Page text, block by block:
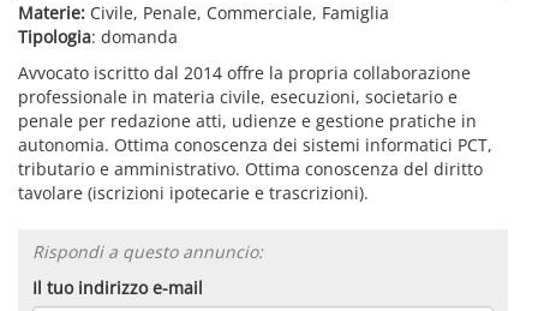
Materie: Civile, Penale, Commerciale, Famiglia
Tipologia: domanda
Avvocato iscritto dal 2014 offre la propria collaborazione
professionale in materia civile, esecuzioni, societario e
penale per redazione atti, udienze e gestione pratiche in
autonomia. Ottima conoscenza dei sistemi informatici PCT,
tributario e amministrativo. Ottima conoscenza del diritto
tavolare (iscrizioni ipotecarie e trascrizioni).
Rispondi a questo annuncio:
Il tuo indirizzo e-mail